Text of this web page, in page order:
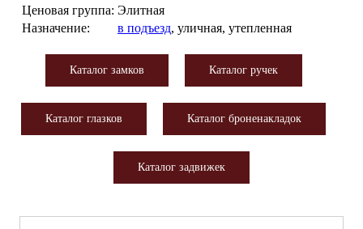
Ценовая группа: Элитная
Назначение:
в подъезд, уличная, утепленная
Каталог замков Каталог ручек
Каталог глазков Каталог броненакладок
Каталог задвижек